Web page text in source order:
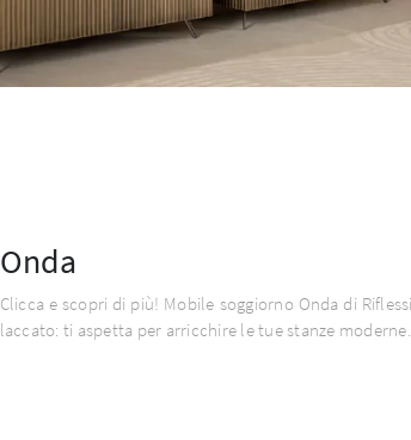
Onda
Clicca e scopri di più! Mobile soggiorno Onda di
laccato: ti aspetta per arricchire le tue stanze moderne.